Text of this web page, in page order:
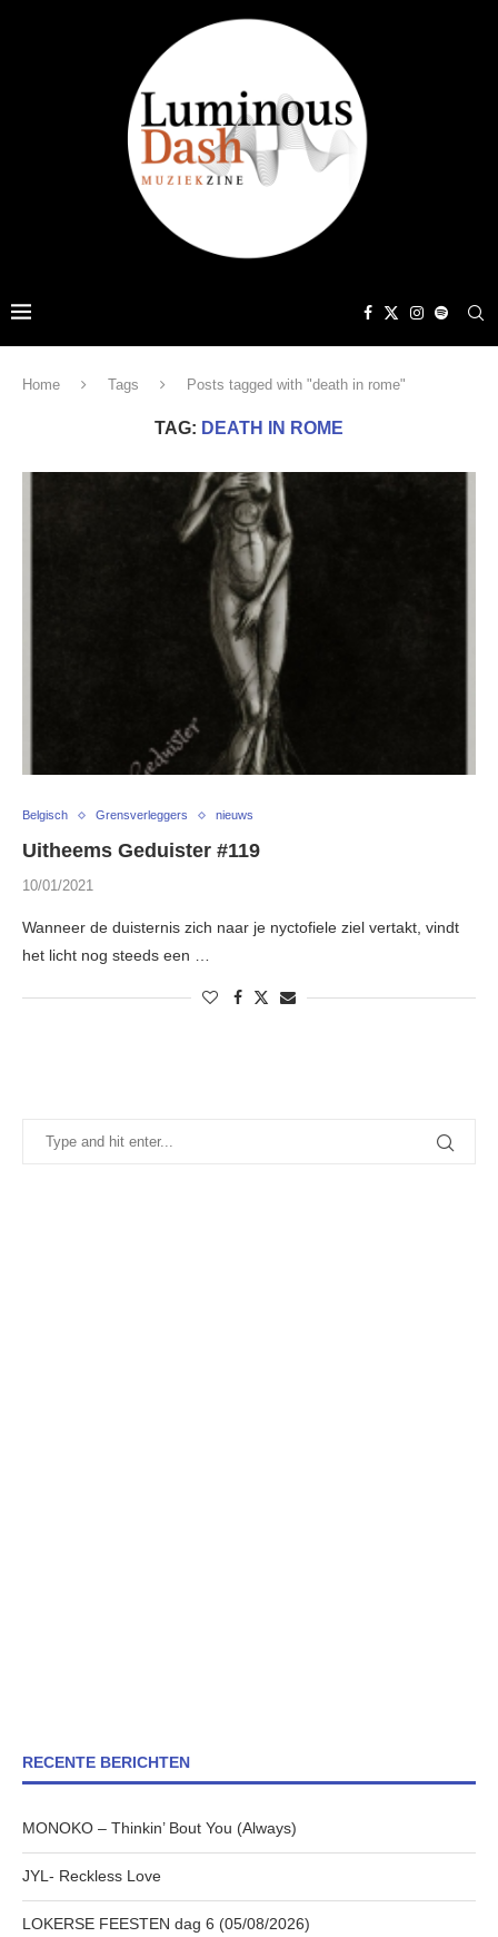
Home Tags Posts tagged with "death in rome"
TAG: DEATH IN ROME
Belgisch Grensverleggers nieuws
Uitheems Geduister #119
10/01/2021
Wanneer de duisternis zich naar je nyctofiele ziel vertakt, vindt
het licht nog steeds een …
RECENTE BERICHTEN
MONOKO – Thinkin’ Bout You (Always)
JYL- Reckless Love
LOKERSE FEESTEN dag 6 (05/08/2026)